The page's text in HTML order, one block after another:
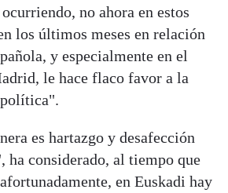
no ahora en estos
los últimos meses en relación
y especialmente en el
le hace flaco favor a la
es hartazgo y desafección
ha considerado, al tiempo que
en Euskadi hay